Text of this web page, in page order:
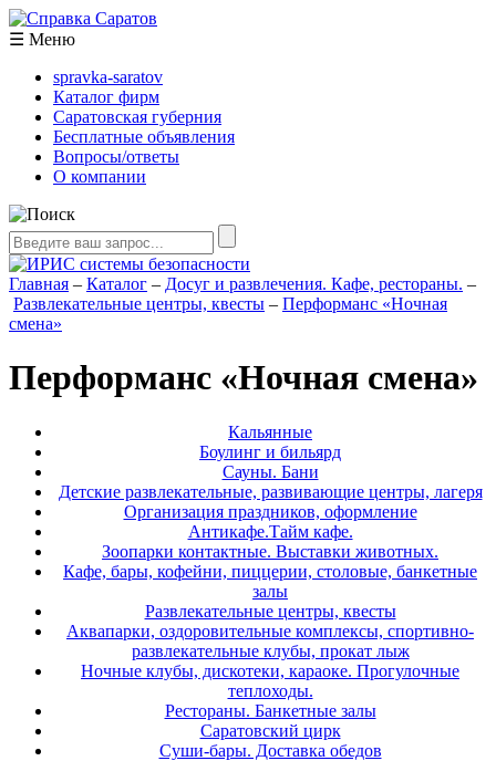
☰ Меню
spravka-saratov
Каталог фирм
Саратовская губерния
Бесплатные объявления
Вопросы/ответы
О компании
Главная – Каталог – Досуг и развлечения. Кафе, рестораны. –
Развлекательные центры, квесты – Перформанс «Ночная
смена»
Перформанс «Ночная смена»
Кальянные
Боулинг и бильярд
Сауны. Бани
Детские развлекательные, развивающие центры, лагеря
Организация праздников, оформление
Антикафе.Тайм кафе.
Зоопарки контактные. Выставки животных.
Кафе, бары, кофейни, пиццерии, столовые, банкетные
залы
Развлекательные центры, квесты
Аквапарки, оздоровительные комплексы, спортивно-
развлекательные клубы, прокат лыж
Ночные клубы, дискотеки, караоке. Прогулочные
теплоходы.
Рестораны. Банкетные залы
Саратовский цирк
Суши-бары. Доставка обедов